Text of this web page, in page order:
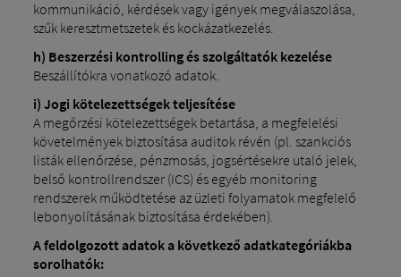
kommunikáció, kérdések vagy igények megválaszolása,
szűk keresztmetszetek és kockázatkezelés.
h) Beszerzési kontrolling és szolgáltatók kezelése
Beszállítókra vonatkozó adatok.
i) Jogi kötelezettségek teljesítése
A megőrzési kötelezettségek betartása, a megfelelési
követelmények biztosítása auditok révén (pl. szankciós
listák ellenőrzése, pénzmosás, jogsértésekre utaló jelek,
belső kontrollrendszer (ICS) és egyéb monitoring
rendszerek működtetése az üzleti folyamatok megfelelő
lebonyolításának biztosítása érdekében).
A feldolgozott adatok a következő adatkategóriákba
sorolhatók: